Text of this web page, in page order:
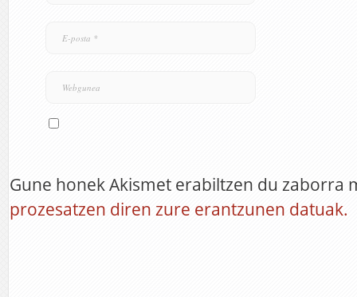
Gune honek Akismet erabiltzen du zaborra
prozesatzen diren zure erantzunen datuak.